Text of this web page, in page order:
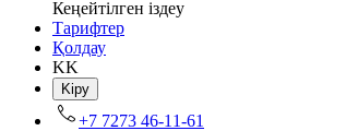
Кеңейтілген іздеу
Tарифтер
Қолдау
KK
Kіру
+7 7273 46-11-61